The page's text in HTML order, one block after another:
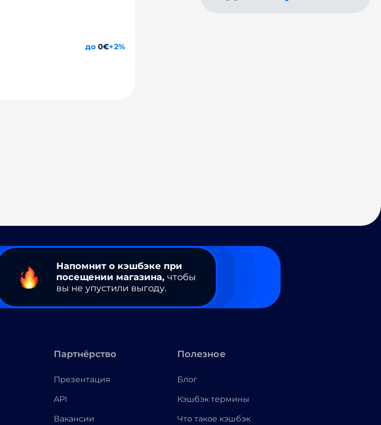
до0€+2%
Напомнит о кэшбэке при
посещении магазина, чтобы
вы не упустили выгоду.
Партнёрство
Презентация
API
Вакансии
Полезное
Блог
Кэшбэк термины
Что такое кэшбэк